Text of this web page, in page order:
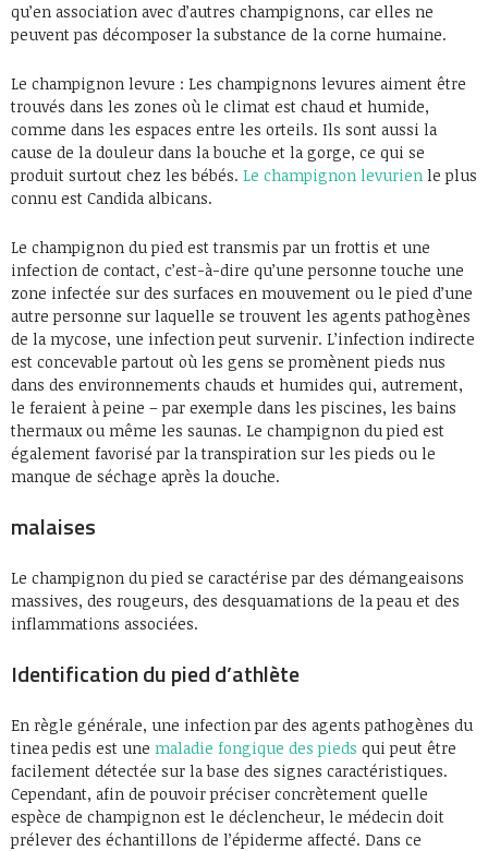
qu’en association avec d’autres champignons, car elles ne
peuvent pas décomposer la substance de la corne humaine.
Le champignon levure : Les champignons levures aiment être
trouvés dans les zones où le climat est chaud et humide,
comme dans les espaces entre les orteils. Ils sont aussi la
cause de la douleur dans la bouche et la gorge, ce qui se
produit surtout chez les bébés. Le champignon levurien le plus
connu est Candida albicans.
Le champignon du pied est transmis par un frottis et une
infection de contact, c’est-à-dire qu’une personne touche une
zone infectée sur des surfaces en mouvement ou le pied d’une
autre personne sur laquelle se trouvent les agents pathogènes
de la mycose, une infection peut survenir. L’infection indirecte
est concevable partout où les gens se promènent pieds nus
dans des environnements chauds et humides qui, autrement,
le feraient à peine – par exemple dans les piscines, les bains
thermaux ou même les saunas. Le champignon du pied est
également favorisé par la transpiration sur les pieds ou le
manque de séchage après la douche.
malaises
Le champignon du pied se caractérise par des démangeaisons
massives, des rougeurs, des desquamations de la peau et des
inflammations associées.
Identification du pied d’athlète
En règle générale, une infection par des agents pathogènes du
tinea pedis est une maladie fongique des pieds qui peut être
facilement détectée sur la base des signes caractéristiques.
Cependant, afin de pouvoir préciser concrètement quelle
espèce de champignon est le déclencheur, le médecin doit
prélever des échantillons de l’épiderme affecté. Dans ce